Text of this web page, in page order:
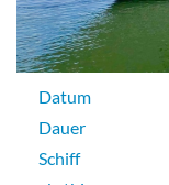
Balkonkabine
Zweibett Junior-
Datum
Dauer
Schiff